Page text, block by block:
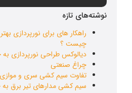
نوشته‌های تازه
راهکار های برای نورپردازی
چیست ؟
دیالوکس طراحی نورپردازی
چراغ صنعتی
تفاوت سیم کشی سری و
سیم کشی مدارهای تیر برق